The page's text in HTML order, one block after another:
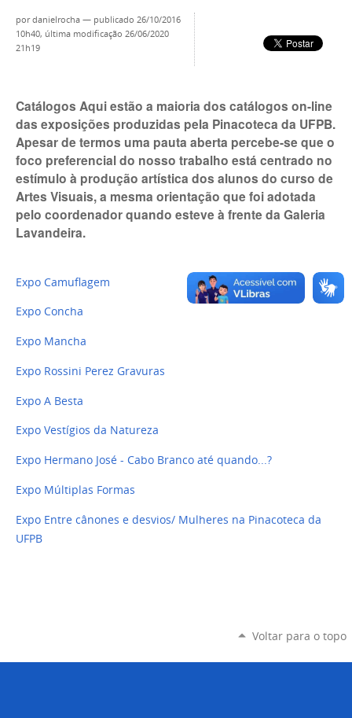
pordanielrocha — publicado 26/10/2016
10h40, última modificação 26/06/2020
21h19
Catálogos Aqui estão a maioria dos catálogos on-line
das exposições produzidas pela Pinacoteca da UFPB.
Apesar de termos uma pauta aberta percebe-se que o
foco preferencial do nosso trabalho está centrado no
estímulo à produção artística dos alunos do curso de
Artes Visuais, a mesma orientação que foi adotada
pelo coordenador quando esteve à frente da Galeria
Lavandeira.
Expo Camuflagem
Expo Concha
Expo Mancha
Expo Rossini Perez Gravuras
Expo A Besta
Expo Vestígios da Natureza
Expo Hermano José - Cabo Branco até quando...?
Expo Múltiplas Formas
Expo Entre cânones e desvios/ Mulheres na Pinacoteca da
UFPB
Voltar para o topo